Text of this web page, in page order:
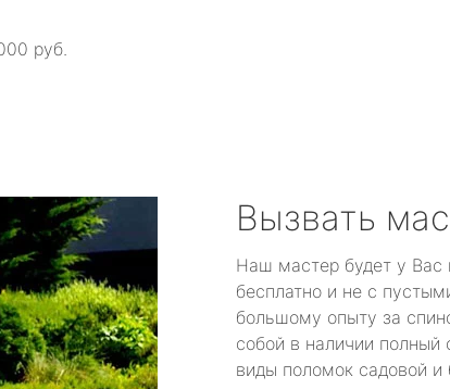
руб.
Вызвать
Наш мастер будет у Вас
бесплатно и не с
большому опыту за
собой в наличии полный
виды поломок садовой и